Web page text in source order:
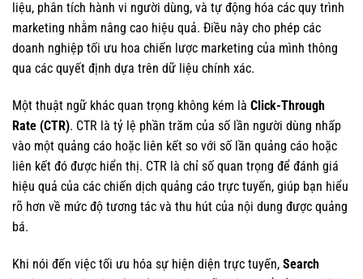
liệu, phân tích hành vi người dùng, và tự động hóa các quy trình
marketing nhằm nâng cao hiệu quả. Điều này cho phép các
doanh nghiệp tối ưu hoa chiến lược marketing của mình thông
qua các quyết định dựa trên dữ liệu chính xác.
Một thuật ngữ khác quan trọng không kém là Click-Through
Rate (CTR). CTR là tỷ lệ phần trăm của số lần người dùng nhấp
vào một quảng cáo hoặc liên kết so với số lần quảng cáo hoặc
liên kết đó được hiển thị. CTR là chỉ số quan trọng để đánh giá
hiệu quả của các chiến dịch quảng cáo trực tuyến, giúp bạn hiểu
rõ hơn về mức độ tương tác và thu hút của nội dung được quảng
bá.
Khi nói đến việc tối ưu hóa sự hiện diện trực tuyến, Search